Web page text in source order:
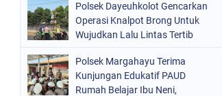
Polsek Dayeuhkolot Gencarkan
Operasi Knalpot Brong Untuk
Wujudkan Lalu Lintas Tertib
Polsek Margahayu Terima
Kunjungan Edukatif PAUD
Rumah Belajar Ibu Neni,